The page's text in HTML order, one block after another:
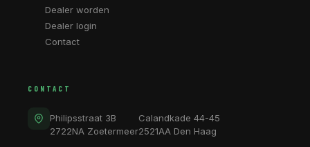
Dealer worden
Dealer login
Contact
CONTACT
Philipsstraat 3B
2722NA Zoetermeer
Calandkade 44-45
2521AA Den Haag